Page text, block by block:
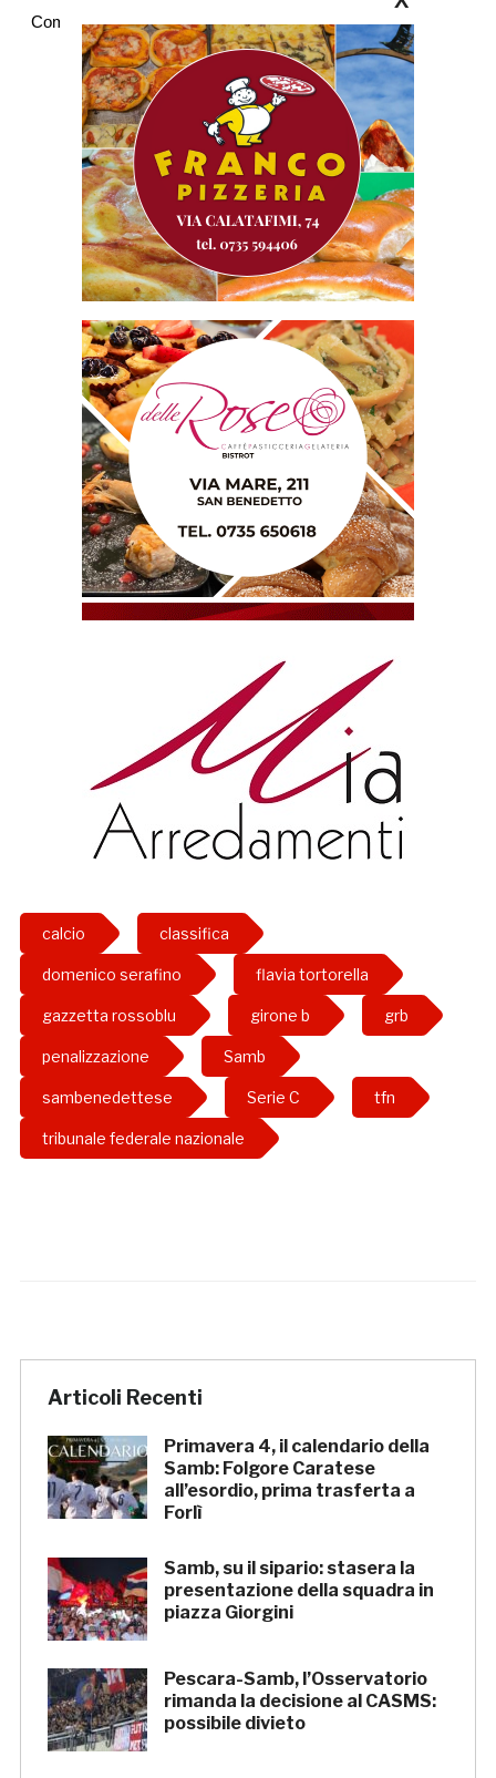
Commenti
calcio classifica
domenico serafino flavia tortorella
gazzetta rossoblu girone b grb
penalizzazione Samb
sambenedettese Serie C tfn
tribunale federale nazionale
Articoli Recenti
Primavera 4, il calendario della
Samb: Folgore Caratese
all’esordio, prima trasferta a
Forlì
Samb, su il sipario: stasera la
presentazione della squadra in
piazza Giorgini
Pescara-Samb, l’Osservatorio
rimanda la decisione al CASMS:
possibile divieto